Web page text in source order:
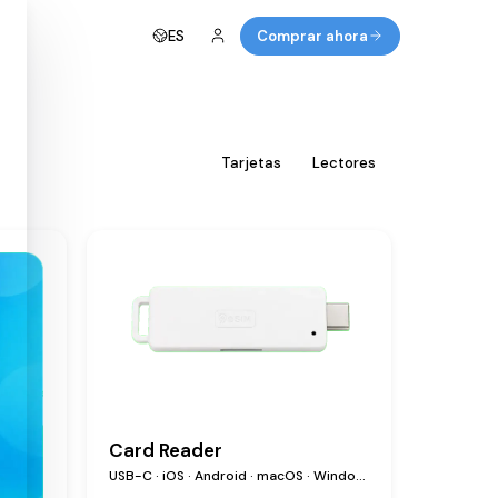
ES Comprar ahora
Tarjetas Lectores
Card Reader
USB-C · iOS · Android · macOS · Windows · Linux